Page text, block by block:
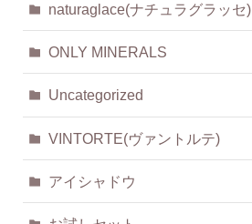
naturaglace(ナチュラグラッセ)
ONLY MINERALS
Uncategorized
VINTORTE(ヴァントルテ)
アイシャドウ